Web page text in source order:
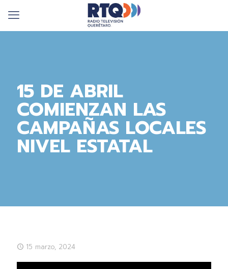
15 DE ABRIL
COMIENZAN LAS
CAMPAÑAS LOCALES
NIVEL ESTATAL
15 marzo, 2024